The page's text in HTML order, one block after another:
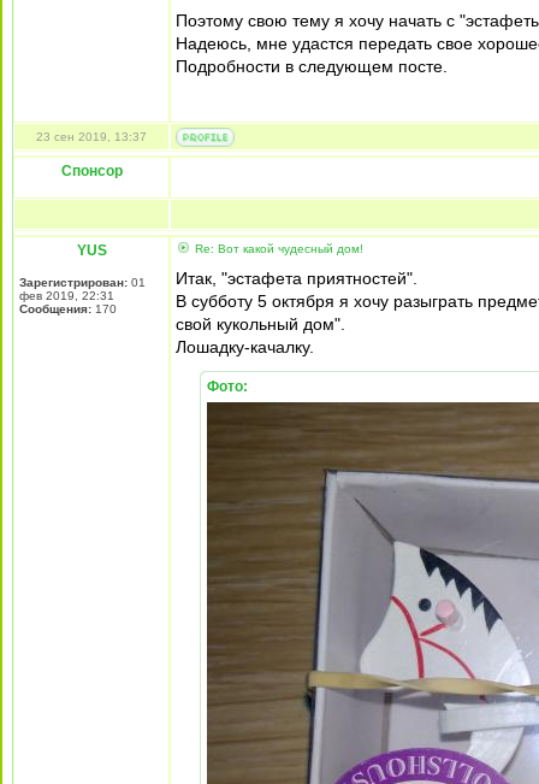
Поэтому свою тему я хочу начать с
Надеюсь, мне удастся передать свое
Подробности в следующем посте.
23 сен 2019, 13:37
Спонсор
YUS
Зарегистрирован: 01
фев 2019, 22:31
Сообщения: 170
Re: Вот какой чудесный дом!
Итак, "эстафета приятностей".
В субботу 5 октября я хочу разыграть
свой кукольный дом".
Лошадку-качалку.
Фото: